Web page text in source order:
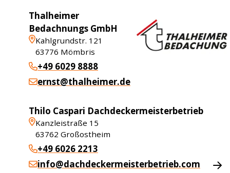
Thalheimer
Bedachnungs GmbH
Kahlgrundstr. 121
63776 Mömbris
+49 6029 8888
ernst@thalheimer.de
Thilo Caspari Dachdeckermeisterbetrieb
Kanzleistraße 15
63762 Großostheim
+49 6026 2213
info@dachdeckermeisterbetrieb.com